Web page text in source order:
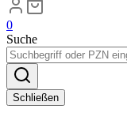
0
Suche
Schließen